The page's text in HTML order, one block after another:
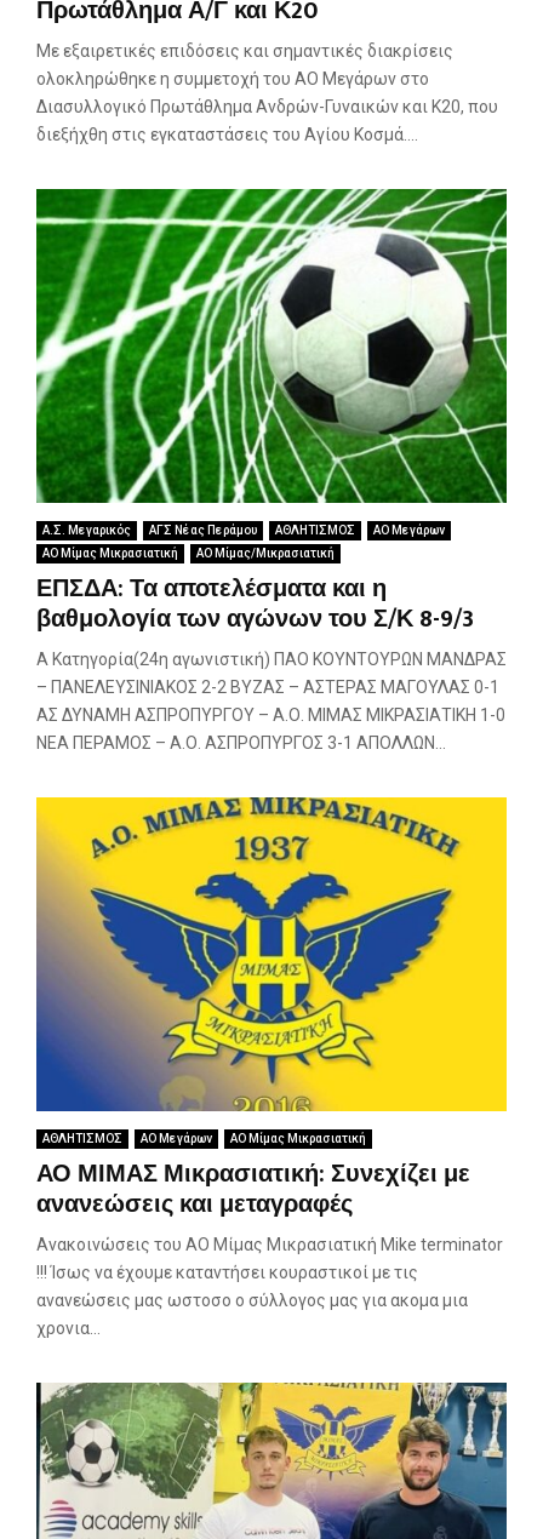
Πρωτάθλημα Α/Γ και Κ20
Με εξαιρετικές επιδόσεις και σημαντικές διακρίσεις
ολοκληρώθηκε η συμμετοχή του ΑΟ Μεγάρων στο
Διασυλλογικό Πρωτάθλημα Ανδρών-Γυναικών και Κ20, που
διεξήχθη στις εγκαταστάσεις του Αγίου Κοσμά....
Α.Σ. Μεγαρικός ΑΓΣ Νέας Περάμου ΑΘΛΗΤΙΣΜΟΣ
ΑΟ Μεγάρων
ΑΟ Μίμας Μικρασιατική
ΑΟ Μίμας/Μικρασιατική
ΕΠΣΔΑ: Τα αποτελέσματα και η
βαθμολογία των αγώνων του Σ/Κ 8-9/3
Α Κατηγορία(24η αγωνιστική) ΠΑΟ ΚΟΥΝΤΟΥΡΩΝ ΜΑΝΔΡΑΣ
– ΠΑΝΕΛΕΥΣΙΝΙΑΚΟΣ 2-2 ΒΥΖΑΣ – ΑΣΤΕΡΑΣ ΜΑΓΟΥΛΑΣ 0-1
ΑΣ ΔΥΝΑΜΗ ΑΣΠΡΟΠΥΡΓΟΥ – Α.Ο. ΜΙΜΑΣ ΜΙΚΡΑΣΙΑΤΙΚΗ 1-0
ΝΕΑ ΠΕΡΑΜΟΣ – Α.Ο. ΑΣΠΡΟΠΥΡΓΟΣ 3-1 ΑΠΟΛΛΩΝ...
ΑΘΛΗΤΙΣΜΟΣ ΑΟ Μεγάρων ΑΟ Μίμας Μικρασιατική
ΑΟ ΜΙΜΑΣ Μικρασιατική: Συνεχίζει με
ανανεώσεις και μεταγραφές
Ανακοινώσεις του ΑΟ Μίμας Μικρασιατική Mike terminator
!!! Ίσως να έχουμε καταντήσει κουραστικοί με τις
ανανεώσεις μας ωστοσο ο σύλλογος μας για ακομα μια
χρονια...